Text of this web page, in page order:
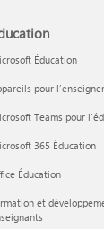
Éducation
pour
Teams pour
365 Éducation
Éducation
et